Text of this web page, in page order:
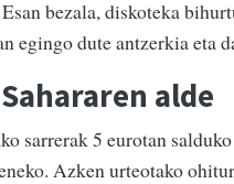
bezala, diskoteka
egingo dute antzerkia eta
alde
sarrerak 5 eurotan
Azken urteotako